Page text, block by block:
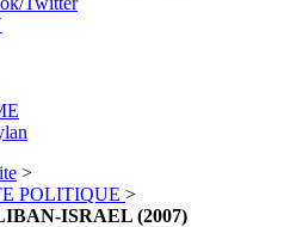
>
POLITIQUE >
ISRAEL (2007)